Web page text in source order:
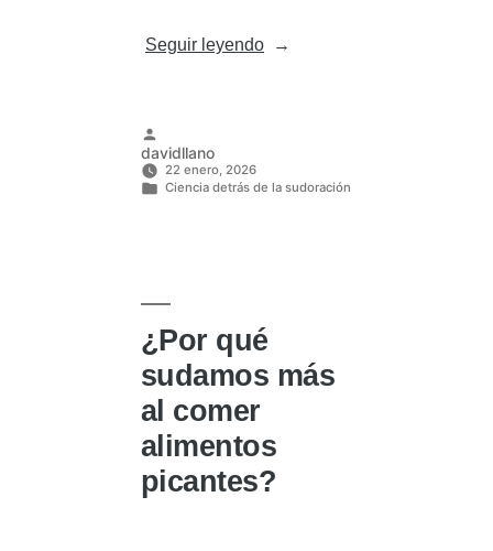
Seguir leyendo«¿Por
cómo
Publicado
por
davidllano
22 enero, 2026
Ciencia detrás de la sudoración
¿Por qué
sudamos más
al comer
alimentos
picantes?